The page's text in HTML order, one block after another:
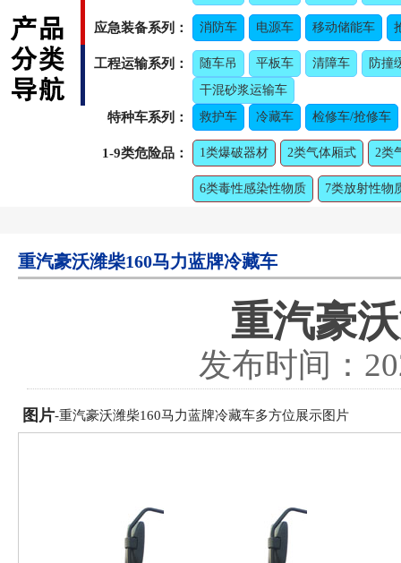
应急装备系列： 消防车 电源车 移动储能车
工程运输系列： 随车吊 平板车 清障车
防撞
干混砂浆运输车
特种车系列： 救护车 冷藏车 检修车/抢修车
1-9类危险品： 1类爆破器材 2类气体厢式 2类
6类毒性感染性物质 7类放射性物
重汽豪沃潍柴160马力蓝牌冷藏车
重汽豪
发布时间：
图片-重汽豪沃潍柴160马力蓝牌冷藏车多方位展示图片